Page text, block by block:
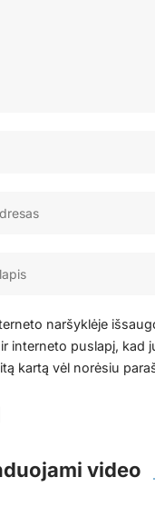
naršyklėje
interneto puslapį, kad
kartą vėl norėsiu
video